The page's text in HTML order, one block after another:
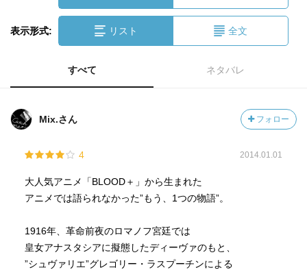
表示形式: リスト 全文
すべて ネタバレ
Mix.さん フォロー
4 2014.01.01
大人気アニメ「BLOOD＋」から生まれた
アニメでは語られなかった”もう、1つの物語”。
1916年、革命前夜のロマノフ宮廷では
皇女アナスタシアに擬態したディーヴァのもと、
”シュヴァリエ”グレゴリー・ラスプーチンによる